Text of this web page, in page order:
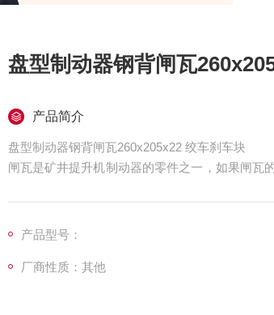
盘型制动器钢背闸瓦
产品简介
盘型制动器钢背闸瓦260x205x22 绞车刹车块
闸瓦是矿井提升机制动器的零件之一，如果闸瓦
产品型号：
厂商性质：其他